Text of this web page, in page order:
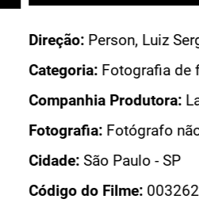
filme brasileiro
Lauper Filmes Ltda.
identificado